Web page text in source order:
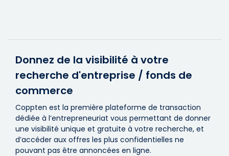
Donnez de la visibilité à votre
recherche d'entreprise / fonds de
commerce
Coppten est la première plateforme de transaction
dédiée à l’entrepreneuriat vous permettant de donner
une visibilité unique et gratuite à votre recherche, et
d’accéder aux offres les plus confidentielles ne
pouvant pas être annoncées en ligne.